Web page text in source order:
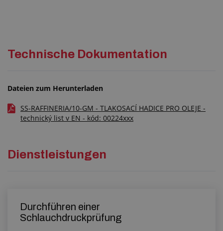
Technische Dokumentation
Dateien zum Herunterladen
SS-RAFFINERIA/10-GM - TLAKOSACÍ HADICE PRO OLEJE -
technický list v EN - kód: 00224xxx
Dienstleistungen
Durchführen einer
Schlauchdruckprüfung